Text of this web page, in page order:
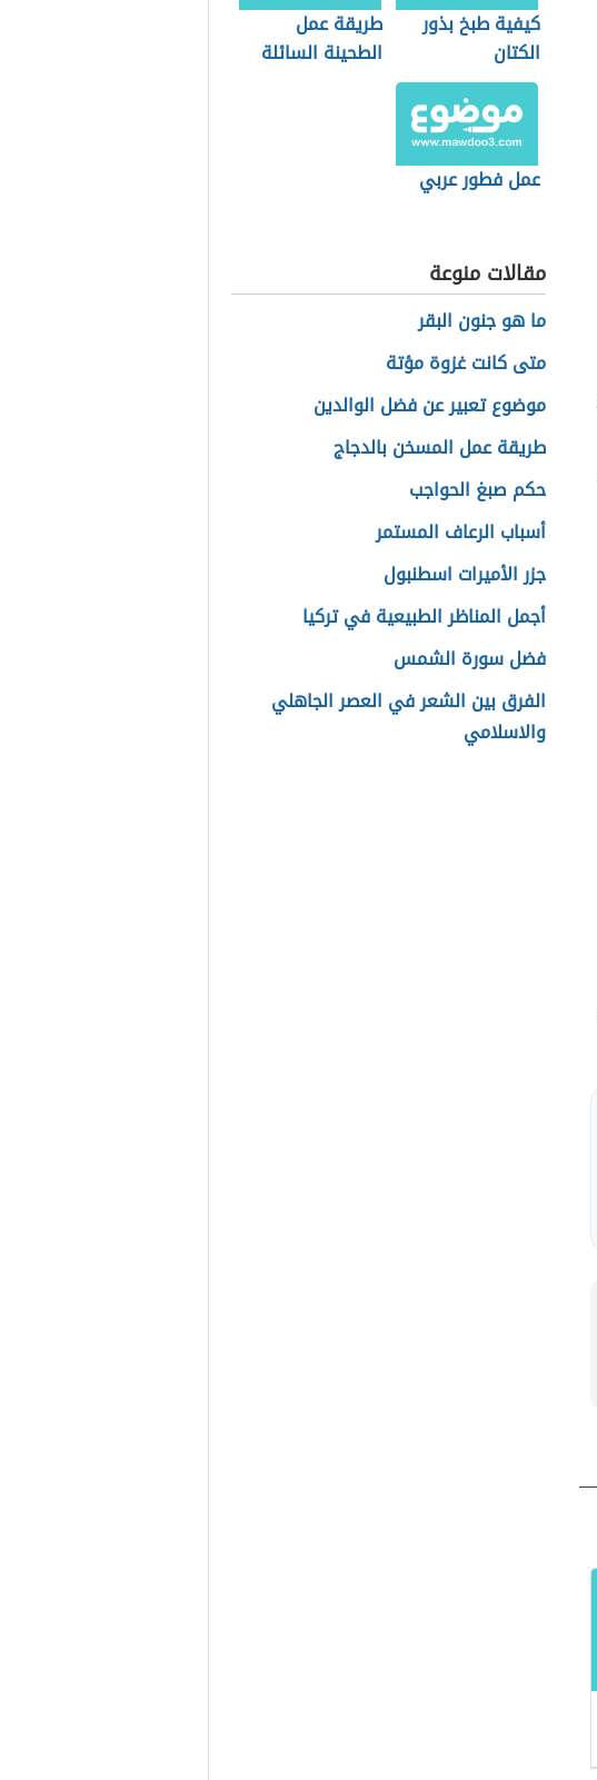
كيفية طبخ بذور
الكتان
طريقة عمل
الطحينة السائلة
عمل فطور عربي
مقالات منوعة
ما هو جنون البقر
متى كانت غزوة مؤتة
موضوع تعبير عن فضل الوالدين
طريقة عمل المسخن بالدجاج
حكم صبغ الحواجب
أسباب الرعاف المستمر
جزر الأميرات اسطنبول
أجمل المناظر الطبيعية في تركيا
فضل سورة الشمس
الفرق بين الشعر في العصر الجاهلي
والاسلامي